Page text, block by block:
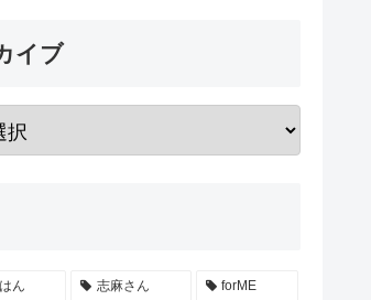
イブ
ん 志麻さん forME